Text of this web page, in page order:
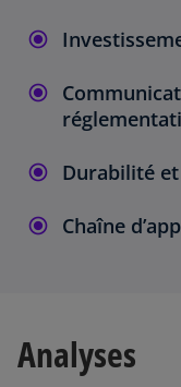
Durabilité
Chaîne
Analyses